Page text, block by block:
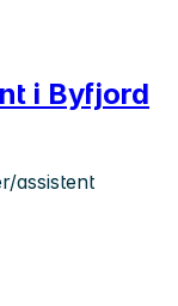
i Byfjord
assistent